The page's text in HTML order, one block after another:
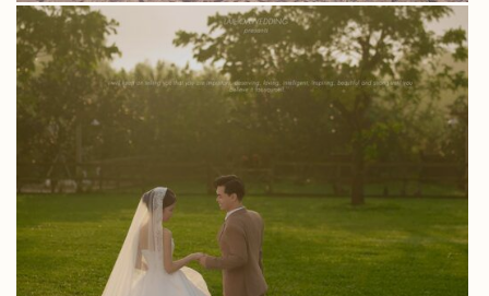
THÙY LINH & MINH CHÂU – BỘ ẢNH CƯỚI
TẠI THE FARMER